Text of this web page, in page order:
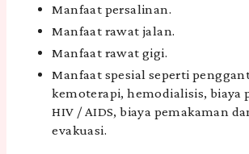
Manfaat persalinan.
Manfaat rawat jalan.
Manfaat rawat gigi.
Manfaat spesial seperti
kemoterapi, hemodialisis, biaya
HIV / AIDS, biaya pemakaman
evakuasi.